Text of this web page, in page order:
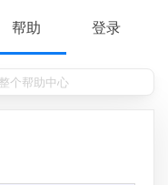
帮助 登录